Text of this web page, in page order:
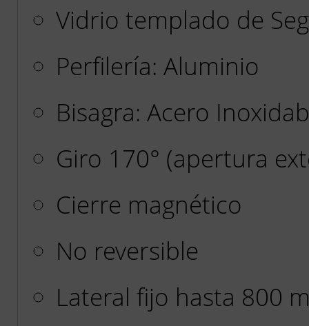
Vidrio templado de
Perfilería: Aluminio
Bisagra: Acero
Giro 170° (apertura
Cierre magnético
No reversible
Lateral fijo hasta 800